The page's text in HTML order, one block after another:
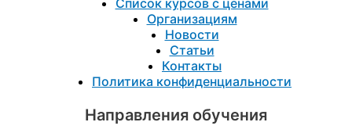
Список курсов с ценами
Организациям
Новости
Статьи
Контакты
Политика конфиденциальности
Направления обучения